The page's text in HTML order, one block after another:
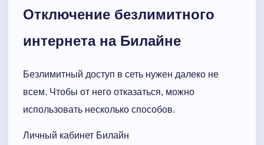
Отключение безлимитного
интернета на Билайне
Безлимитный доступ в сеть нужен далеко не
всем. Чтобы от него отказаться, можно
использовать несколько способов.
Личный кабинет Билайн